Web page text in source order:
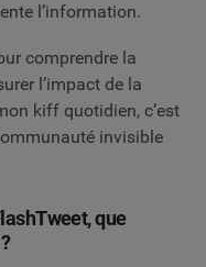
l’information.
comprendre la
l’impact de la
kiff quotidien, c’est
invisible
que